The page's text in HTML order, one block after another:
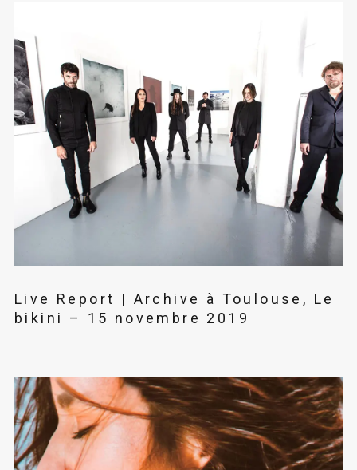
Live Report | Archive à Toulouse, Le
bikini – 15 novembre 2019